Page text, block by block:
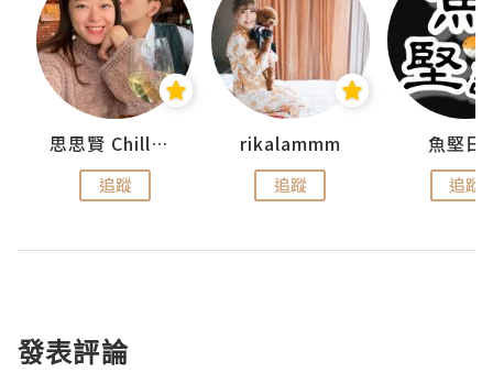
思思賢 ChillMyBabe
追蹤
rikalammm
追蹤
魚堅日
追蹤
發表評論